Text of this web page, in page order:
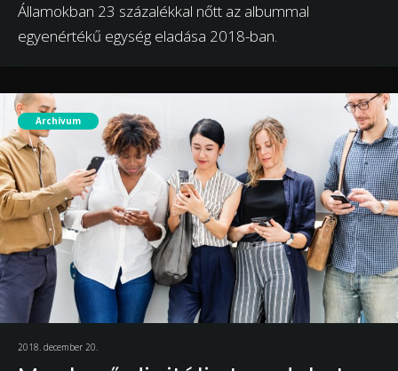
Államokban 23 százalékkal nőtt az albummal
egyenértékű egység eladása 2018-ban.
Archívum
2018. december 20.